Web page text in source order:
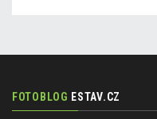
FOTOBLOG ESTAV.CZ